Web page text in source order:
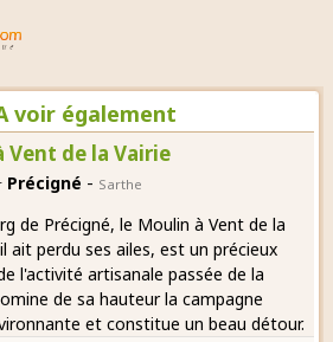
voir également
Vent de la Vairie
Précigné - Sarthe
de Précigné, le Moulin à Vent de la
ait perdu ses ailes, est un précieux
l'activité artisanale passée de la
de sa hauteur la campagne
et constitue un beau détour.